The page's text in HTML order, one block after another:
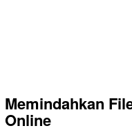
Memindahkan
Online